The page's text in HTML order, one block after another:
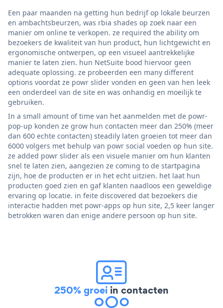
Een paar maanden na getting hun bedrijf op lokale beurzen
en ambachtsbeurzen, was rbia shades op zoek naar een
manier om online te verkopen. ze required the ability om
bezoekers de kwaliteit van hun product, hun lichtgewicht en
ergonomische ontwerpen, op een visueel aantrekkelijke
manier te laten zien. hun NetSuite bood hiervoor geen
adequate oplossing. ze probeerden een many different
options voordat ze powr slider vonden en geen van hen leek
een onderdeel van de site en was onhandig en moeilijk te
gebruiken.
In a small amount of time van het aanmelden met de powr-
pop-up konden ze grow hun contacten meer dan 250% (meer
dan 600 echte contacten) steadily laten groeien tot meer dan
6000 volgers met behulp van powr social voeden op hun site.
ze added powr slider als een visuele manier om hun klanten
snel te laten zien, aangezien ze coming to de startpagina
zijn, hoe de producten er in het echt uitzien. het laat hun
producten goed zien en gaf klanten naadloos een geweldige
ervaring op locatie. in feite discovered dat bezoekers die
interactie hadden met powr-apps op hun site, 2,5 keer langer
betrokken waren dan enige andere persoon op hun site.
250% groei in contacten